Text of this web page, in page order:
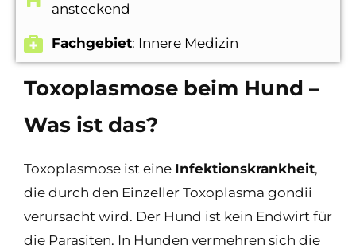
ansteckend
Fachgebiet: Innere Medizin
Toxoplasmose beim Hund –
Was ist das?
Toxoplasmose ist eine Infektionskrankheit,
die durch den Einzeller Toxoplasma gondii
verursacht wird. Der Hund ist kein Endwirt für
die Parasiten. In Hunden vermehren sich die